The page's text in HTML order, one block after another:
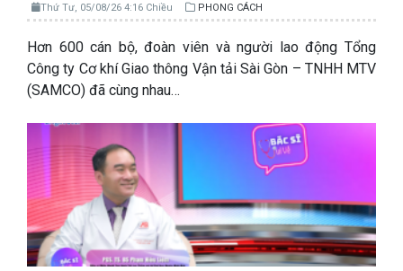
Thứ Tư, 05/08/26 4:16 Chiều PHONG CÁCH
Hơn 600 cán bộ, đoàn viên và người lao động Tổng
Công ty Cơ khí Giao thông Vận tải Sài Gòn – TNHH MTV
(SAMCO) đã cùng nhau…